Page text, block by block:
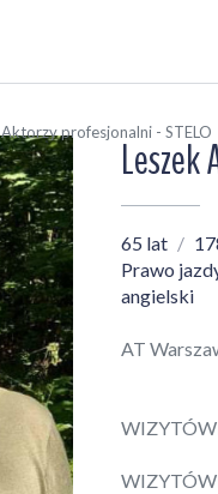
Aktorzy profesjonalni - STELO
Leszek
65 lat
Prawo
angielski
AT